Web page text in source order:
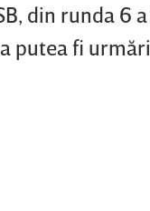
din runda 6
putea fi